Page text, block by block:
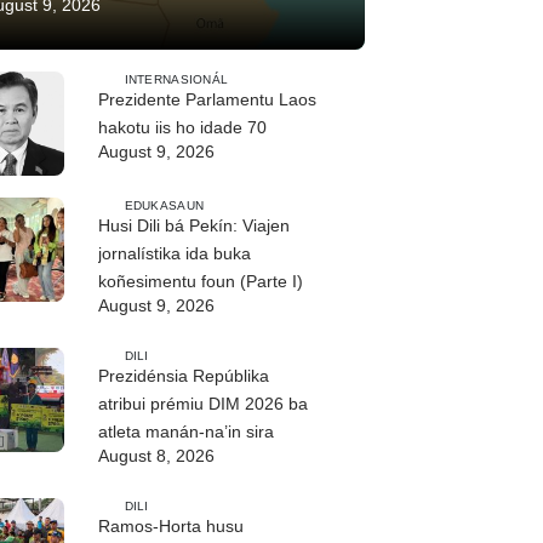
9, 2026
INTERNASIONÁL
Prezidente Parlamentu Laos
hakotu iis ho idade 70
August 9, 2026
EDUKASAUN
Husi Dili bá Pekín: Viajen
jornalístika ida buka
koñesimentu foun (Parte I)
August 9, 2026
DILI
Prezidénsia Repúblika
atribui prémiu DIM 2026 ba
atleta manán-na’in sira
August 8, 2026
DILI
Ramos-Horta husu